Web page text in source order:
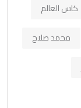
كاس العالم
محمد صلاح